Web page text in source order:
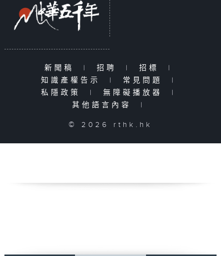
新聞稿 | 招聘 | 招標
|
知識產權告示
| 常見問題
|
私隱政策
| 無障礙播放器
|
其他語言內容
|
© 2026 rthk.hk